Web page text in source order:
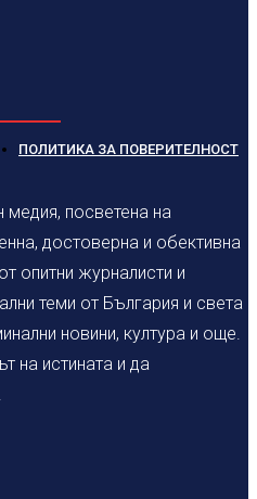
ПОЛИТИКА ЗА ПОВЕРИТЕЛНОСТ
посветена на
достоверна и обективна
опитни журналисти и
теми от България и света
новини, култура и още.
на истината и да